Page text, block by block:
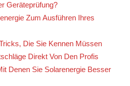
Geräteprüfung?
Zum Ausführen Ihres
Die Sie Kennen Müssen
Direkt Von Den Profis
Denen Sie Solarenergie Besser